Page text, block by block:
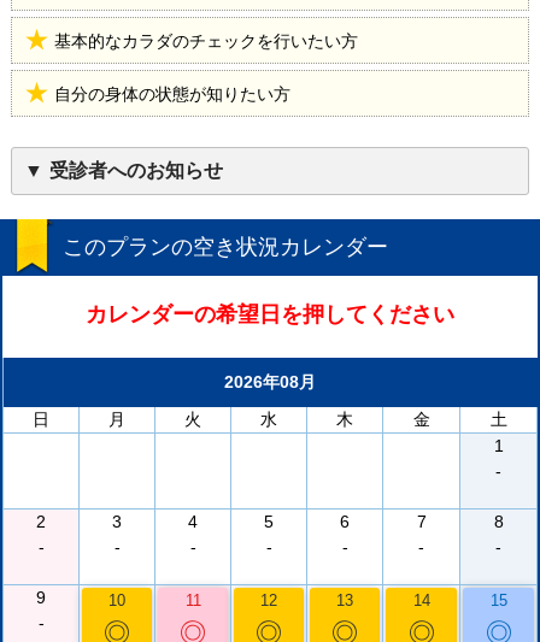
基本的なカラダのチェックを行いたい方
自分の身体の状態が知りたい方
受診者へのお知らせ
このプランの空き状況カレンダー
カレンダーの希望日を押してください
2026年08月
日
月 火 水 木 金
土
1
-
2
-
3
-
4
-
5
-
6
-
7
-
8
-
9
-
10
◎
11
◎
12
◎
13
◎
14
◎
15
◎